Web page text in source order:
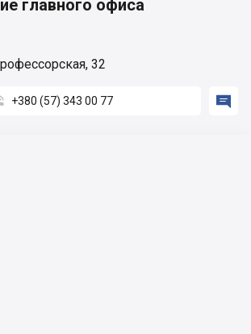
главного офиса
32
+380 (57) 343 00 77 